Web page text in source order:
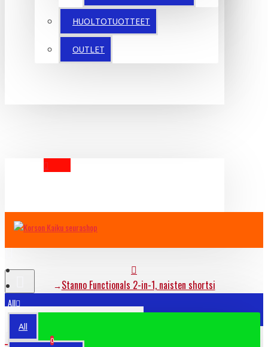
HUOLTOTUOTTEET
OUTLET
All
All
Ostoskori0
Stanno Functionals 2-in-1, naisten shortsi
STANNO FUNCTIONALS